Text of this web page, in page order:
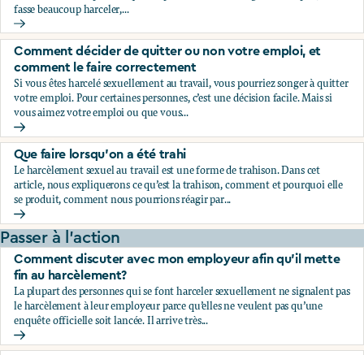
fasse beaucoup harceler,...
Comment décider si vous devez changer de carrière ou
Comment décider de quitter ou non votre emploi, et
comment le faire correctement
Si vous êtes harcelé sexuellement au travail, vous pourriez songer à quitter
votre emploi. Pour certaines personnes, c’est une décision facile. Mais si
vous aimez votre emploi ou que vous...
Comment décider de quitter ou non votre emploi, et
Que faire lorsqu’on a été trahi
Le harcèlement sexuel au travail est une forme de trahison. Dans cet
article, nous expliquerons ce qu’est la trahison, comment et pourquoi elle
se produit, comment nous pourrions réagir par...
Que faire lorsqu’on a été trahi
Passer à l'action
Comment discuter avec mon employeur afin qu’il mette
fin au harcèlement?
La plupart des personnes qui se font harceler sexuellement ne signalent pas
le harcèlement à leur employeur parce qu’elles ne veulent pas qu’une
enquête officielle soit lancée. Il arrive très...
Comment discuter avec mon employeur afin qu’il mette fin